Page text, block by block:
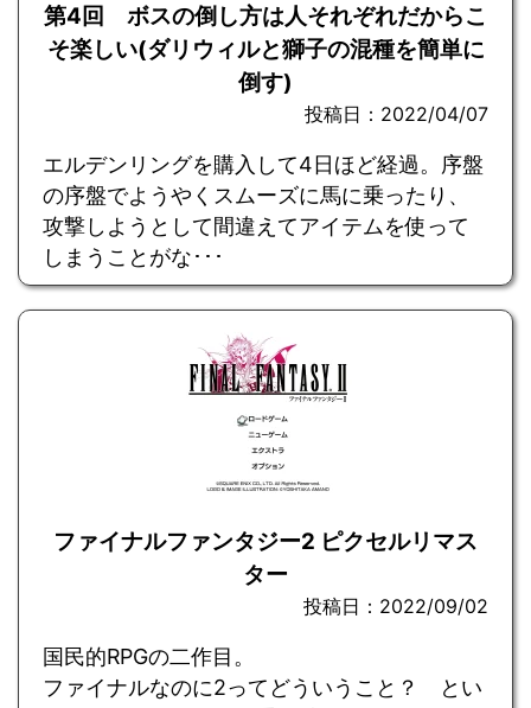
第4回 ボスの倒し方は人それぞれだからこ
そ楽しい(ダリウィルと獅子の混種を簡単に
倒す)
投稿日：2022/04/07
エルデンリングを購入して4日ほど経過。序盤
の序盤でようやくスムーズに馬に乗ったり、
攻撃しようとして間違えてアイテムを使って
しまうことがな･･･
ファイナルファンタジー2 ピクセルリマス
ター
投稿日：2022/09/02
国民的RPGの二作目。
ファイナルなのに2ってどういうこと？ とい